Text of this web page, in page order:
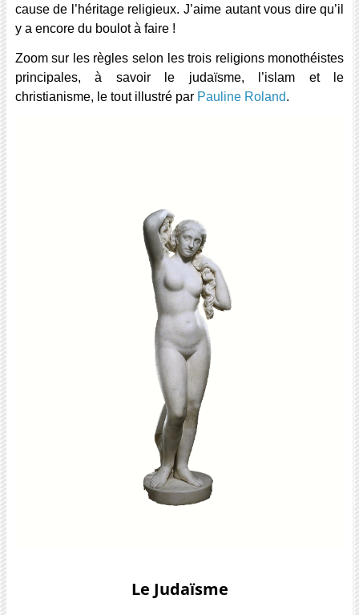
cause de l’héritage religieux. J’aime autant vous dire qu’il
y a encore du boulot à faire !
Zoom sur les règles selon les trois religions monothéistes
principales, à savoir le judaïsme, l’islam et le
christianisme, le tout illustré par Pauline Roland.
Le Judaïsme